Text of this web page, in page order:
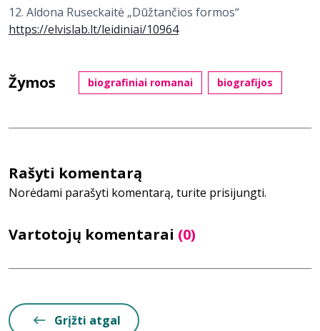
12. Aldona Ruseckaitė „Dūžtančios formos“
https://elvislab.lt/leidiniai/10964
Žymos biografiniai romanai biografijos
Vartotojų komentarai (0)
Rašyti komentarą
Norėdami parašyti komentarą, turite prisijungti.
Grįžti atgal